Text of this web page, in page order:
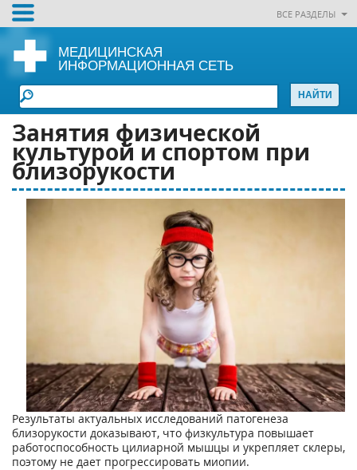
ВСЕ РАЗДЕЛЫ
МЕДИЦИНСКАЯ
ИНФОРМАЦИОННАЯ СЕТЬ
Занятия физической
культурой и спортом при
близорукости
Результаты актуальных исследований патогенеза
близорукости доказывают, что физкультура повышает
работоспособность цилиарной мышцы и укрепляет склеры,
поэтому не дает прогрессировать миопии.